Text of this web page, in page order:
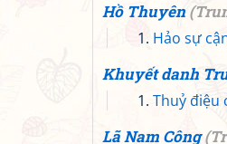
Hồ Thuyên (
Hảo sự
Khuyết danh
Thuỷ điệu
Lã Nam Công (